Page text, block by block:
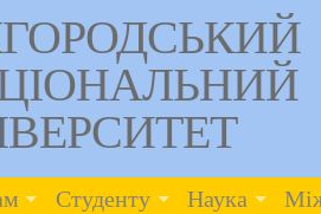
Студенту Наука